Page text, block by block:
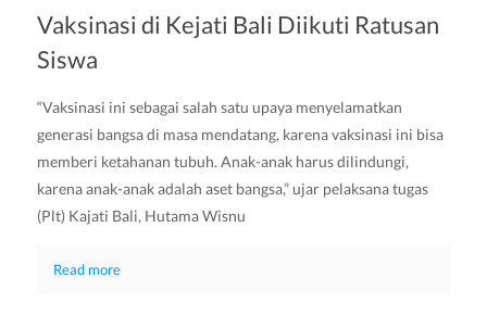
Vaksinasi di Kejati Bali Diikuti Ratusan
Siswa
“Vaksinasi ini sebagai salah satu upaya menyelamatkan
generasi bangsa di masa mendatang, karena vaksinasi ini bisa
memberi ketahanan tubuh. Anak-anak harus dilindungi,
karena anak-anak adalah aset bangsa,” ujar pelaksana tugas
(Plt) Kajati Bali, Hutama Wisnu
Read more